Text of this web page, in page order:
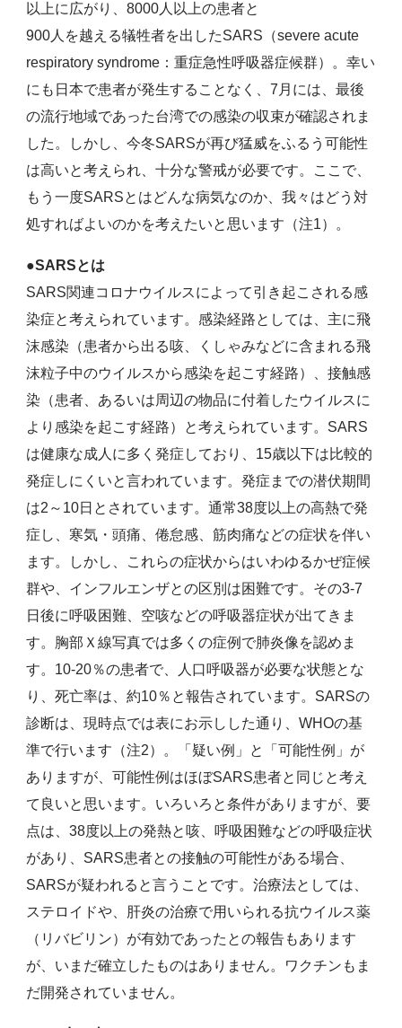
以上に広がり、8000人以上の患者と
900人を越える犠牲者を出したSARS（severe acute
respiratory syndrome：重症急性呼吸器症候群）。幸い
にも日本で患者が発生することなく、7月には、最後
の流行地域であった台湾での感染の収束が確認されま
した。しかし、今冬SARSが再び猛威をふるう可能性
は高いと考えられ、十分な警戒が必要です。ここで、
もう一度SARSとはどんな病気なのか、我々はどう対
処すればよいのかを考えたいと思います（注1）。
●SARSとは
SARS関連コロナウイルスによって引き起こされる感
染症と考えられています。感染経路としては、主に飛
沫感染（患者から出る咳、くしゃみなどに含まれる飛
沫粒子中のウイルスから感染を起こす経路）、接触感
染（患者、あるいは周辺の物品に付着したウイルスに
より感染を起こす経路）と考えられています。SARS
は健康な成人に多く発症しており、15歳以下は比較的
発症しにくいと言われています。発症までの潜伏期間
は2～10日とされています。通常38度以上の高熱で発
症し、寒気・頭痛、倦怠感、筋肉痛などの症状を伴い
ます。しかし、これらの症状からはいわゆるかぜ症候
群や、インフルエンザとの区別は困難です。その3-7
日後に呼吸困難、空咳などの呼吸器症状が出てきま
す。胸部Ｘ線写真では多くの症例で肺炎像を認めま
す。10-20％の患者で、人口呼吸器が必要な状態とな
り、死亡率は、約10％と報告されています。SARSの
診断は、現時点では表にお示しした通り、WHOの基
準で行います（注2）。「疑い例」と「可能性例」が
ありますが、可能性例はほぼSARS患者と同じと考え
て良いと思います。いろいろと条件がありますが、要
点は、38度以上の発熱と咳、呼吸困難などの呼吸症状
があり、SARS患者との接触の可能性がある場合、
SARSが疑われると言うことです。治療法としては、
ステロイドや、肝炎の治療で用いられる抗ウイルス薬
（リバビリン）が有効であったとの報告もあります
が、いまだ確立したものはありません。ワクチンもま
だ開発されていません。